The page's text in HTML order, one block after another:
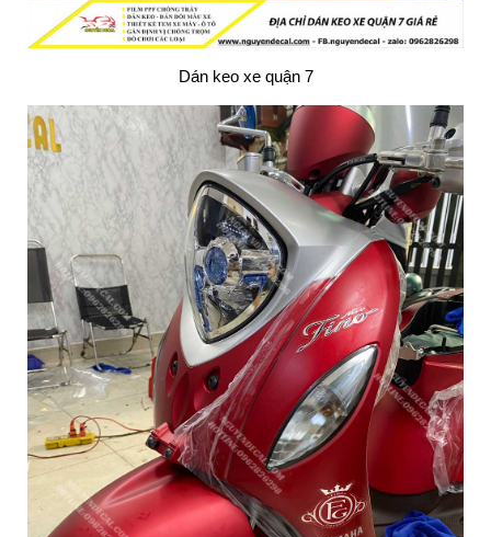
Dán keo xe quận 7